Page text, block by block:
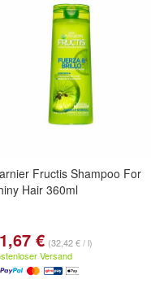
Fructis Shampoo For
Hair 360ml
€ (32,42 € / l)
Versand